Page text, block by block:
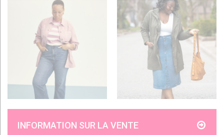
INFORMATION SUR LA VENTE